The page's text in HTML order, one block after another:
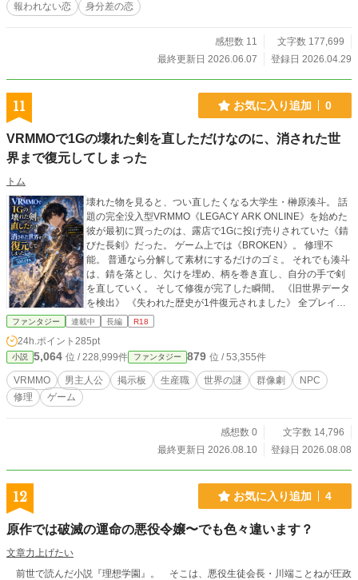
報われない恋
身分差の恋
感想数 11
文字数 177,699
最終更新日 2026.06.07
登録日 2026.04.29
11 お気に入り追加 0
VRMMOで1Gの壊れた剣を直しただけなのに、消された世
界まで復元してしまった
トム
壊れた物を見ると、つい直したくなる大学生・榊原湊斗。 話
題の完全没入型VRMMO《LEGACY ARK ONLINE》を始めた
彼が最初に買ったのは、露店で1Gに投げ売りされていた《錆
びた長剣》だった。 ゲーム上では《BROKEN》。 修理不
能。 普通なら分解して素材にするだけのゴミ。 それでも湊斗
は、錆を落とし、欠けを埋め、柄を巻き直し、自分の手で剣
を直していく。 そして修復が完了した瞬間。 《旧世界データ
を検出》 《失われた歴史が1件復元されました》 全プレイヤ
ーへ、運営すら知らないワールドアナウンスが響いた。 復元
びた王の剣だ」 だが、LAOの公式な歴史は百五十年しか存在
しない。 壊れた指輪。 止まった時計塔。 使われなくなった
駅。 地図に存在しない街。 そして、誰にも覚えられていない
人々。 湊斗が誰も見向きもしなかった“ゴミ”を一つ直すた
ちの記憶が揺らぎ、ついには運営まで動き始める。 やがて掲
示板では、彼の名前より先にこんな言葉が定着した。 「また
って、ぶつかって、ときには泣きながら、消された世界の謎
ファンタジー 連載中 長編 R18
24h.ポイント 285pt
小説 5,064 位 / 228,999件 ファンタジー 879 位 / 53,355件
VRMMO 男主人公 掲示板 生産職 世界の謎 群像劇
NPC
修理
ゲーム
感想数 0
文字数 14,796
最終更新日 2026.08.10
登録日 2026.08.08
12 お気に入り追加 4
原作では破滅の運命の悪役令嬢〜でも色々違います？
文章力上げたい
前世で読んだ小説『理想学園』。 そこは、悪役生徒会長・川端ことねが圧政